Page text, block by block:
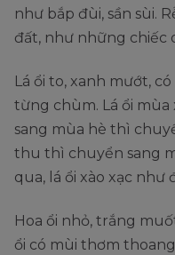
như bắp đùi, sần sùi.
đất, như những chiếc
Lá ổi to, xanh mướt,
từng chùm. Lá ổi mùa
sang mùa hè thì
thu thì chuyển sang
qua, lá ổi xào xạc
Hoa ổi nhỏ, trắng
ổi có mùi thơm